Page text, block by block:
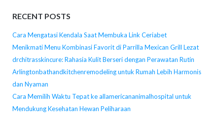
RECENT POSTS
Cara Mengatasi Kendala Saat Membuka Link Ceriabet
Menikmati Menu Kombinasi Favorit di Parrilla Mexican Grill Lezat
drchitrasskincure: Rahasia Kulit Berseri dengan Perawatan Rutin
Arlingtonbathandkitchenremodeling untuk Rumah Lebih Harmonis
dan Nyaman
Cara Memilih Waktu Tepat ke allamericananimalhospital untuk
Mendukung Kesehatan Hewan Peliharaan